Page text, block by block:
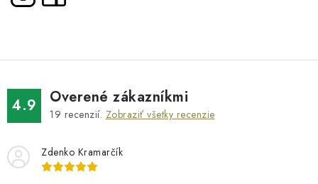
4.9 Overené zákazníkmi
19 recenzií. Zobraziť všetky recenzie
Zdenko Kramarčík